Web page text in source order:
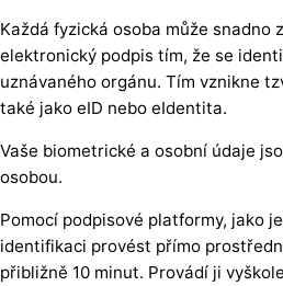
Každá fyzická osoba může snadno
elektronický podpis tím, že se
uznávaného orgánu. Tím vznikne
také jako eID nebo eIdentita.
Vaše biometrické a osobní údaje
osobou.
Pomocí podpisové platformy, jako
identifikaci provést přímo
přibližně 10 minut. Provádí ji